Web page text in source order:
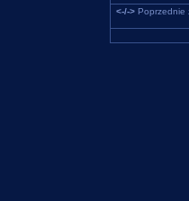
<-/->Poprzednie